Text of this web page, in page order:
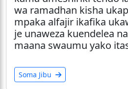
wa ramadhan kisha
mpaka alfajir ikafika
je unaweza kuendelea
maana swaumu yako
Soma Jibu